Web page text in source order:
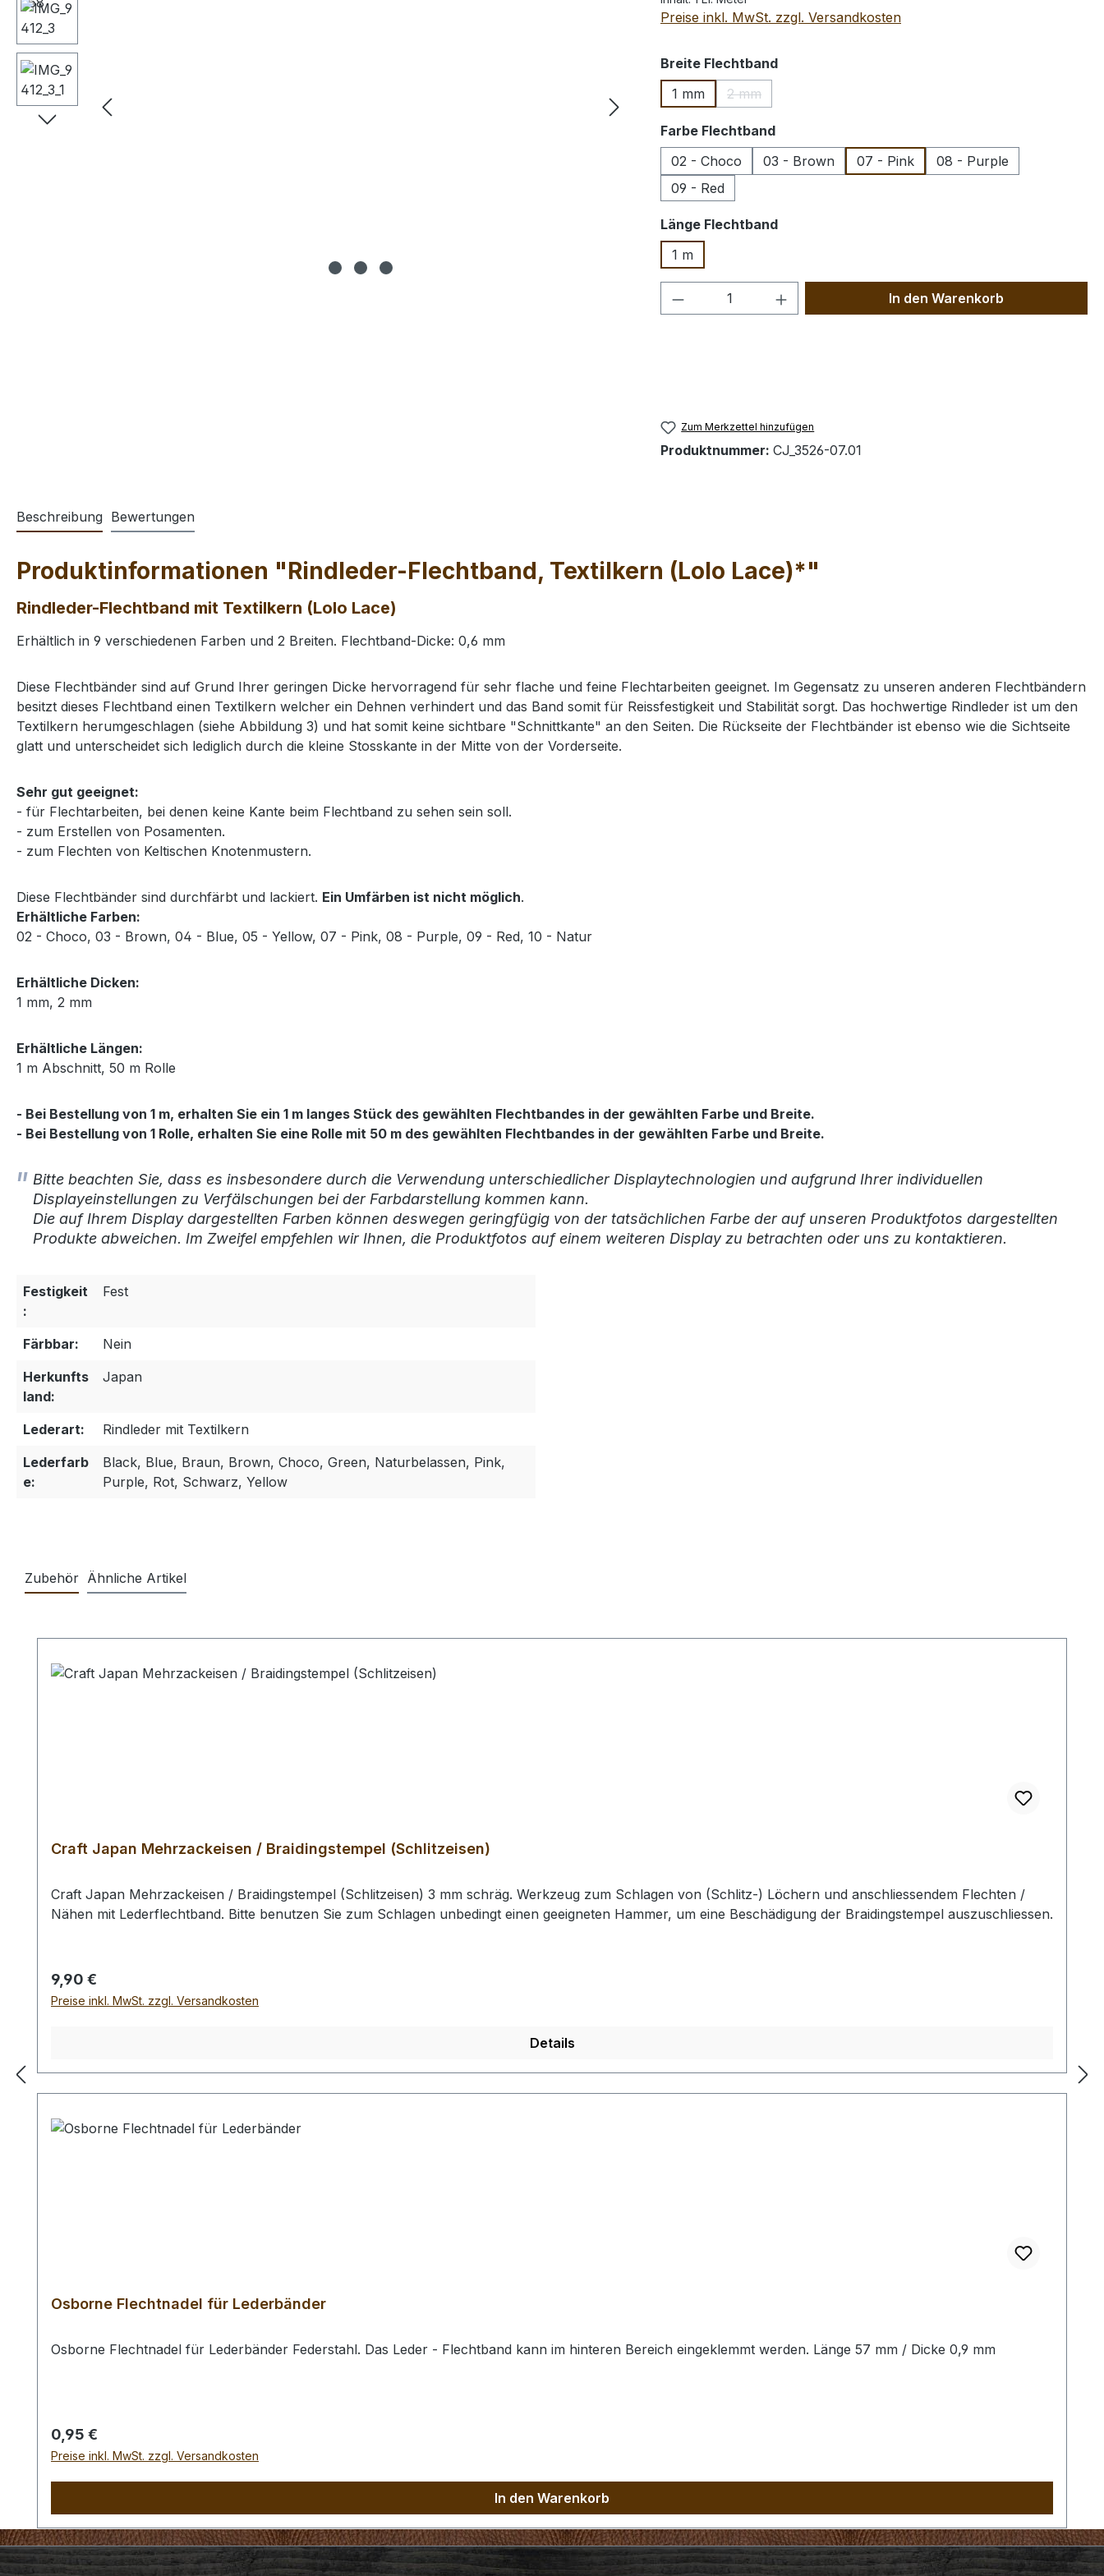
Preise inkl. MwSt. zzgl. Versandkosten
Breite Flechtbandauswählen
1 mm
2 mm
(Diese Option ist zurzeit nicht verfügbar.)
Farbe Flechtbandauswählen
02 - Choco
03 - Brown 07 - Pink
08 - Purple
09 - Red
Länge Flechtbandauswählen
1 m
Produkt Anzahl: Gib den gewünschten Wert
In den Warenkorb
Zum Merkzettel hinzufügen
Produktnummer: CJ_3526-07.01
Beschreibung Bewertungen
Produktinformationen "Rindleder-Flechtband, Textilkern (Lolo Lace)*"
Rindleder-Flechtband mit Textilkern (Lolo Lace)
Erhältlich in 9 verschiedenen Farben und 2 Breiten. Flechtband-Dicke: 0,6 mm
Diese Flechtbänder sind auf Grund Ihrer geringen Dicke hervorragend für sehr flache und feine Flechtarbeiten geeignet. Im Gegensatz zu unseren anderen Flechtbändern
besitzt dieses Flechtband einen Textilkern welcher ein Dehnen verhindert und das Band somit für Reissfestigkeit und Stabilität sorgt. Das hochwertige Rindleder ist um den
Textilkern herumgeschlagen (siehe Abbildung 3) und hat somit keine sichtbare "Schnittkante" an den Seiten. Die Rückseite der Flechtbänder ist ebenso wie die Sichtseite
glatt und unterscheidet sich lediglich durch die kleine Stosskante in der Mitte von der Vorderseite.
Sehr gut geeignet:
- für Flechtarbeiten, bei denen keine Kante beim Flechtband zu sehen sein soll.
- zum Erstellen von Posamenten.
- zum Flechten von Keltischen Knotenmustern.
Diese Flechtbänder sind durchfärbt und lackiert. Ein Umfärben ist nicht möglich.
Erhältliche Farben:
02 - Choco, 03 - Brown, 04 - Blue, 05 - Yellow, 07 - Pink, 08 - Purple, 09 - Red, 10 - Natur
Erhältliche Dicken:
1 mm, 2 mm
Erhältliche Längen:
1 m Abschnitt, 50 m Rolle
- Bei Bestellung von 1 m, erhalten Sie ein 1 m langes Stück des gewählten Flechtbandes in der gewählten Farbe und Breite.
- Bei Bestellung von 1 Rolle, erhalten Sie eine Rolle mit 50 m des gewählten Flechtbandes in der gewählten Farbe und Breite.
Bitte beachten Sie, dass es insbesondere durch die Verwendung unterschiedlicher Displaytechnologien und aufgrund Ihrer individuellen
Displayeinstellungen zu Verfälschungen bei der Farbdarstellung kommen kann.
Die auf Ihrem Display dargestellten Farben können deswegen geringfügig von der tatsächlichen Farbe der auf unseren Produktfotos dargestellten
Produkte abweichen. Im Zweifel empfehlen wir Ihnen, die Produktfotos auf einem weiteren Display zu betrachten oder uns zu kontaktieren.
Festigkeit
:
Fest
Färbbar:
Nein
Herkunfts
land:
Japan
Lederart:
Rindleder mit Textilkern
Lederfarb
e:
Black, Blue, Braun, Brown, Choco, Green, Naturbelassen, Pink,
Purple, Rot, Schwarz, Yellow
Zubehör Ähnliche Artikel
Craft Japan Mehrzackeisen / Braidingstempel (Schlitzeisen)
Craft Japan Mehrzackeisen / Braidingstempel (Schlitzeisen) 3 mm schräg. Werkzeug zum Schlagen von (Schlitz-) Löchern und anschliessendem Flechten /
Nähen mit Lederflechtband. Bitte benutzen Sie zum Schlagen unbedingt einen geeigneten Hammer, um eine Beschädigung der Braidingstempel auszuschliessen.
Regulärer Preis:
9,90 €
Preise inkl. MwSt. zzgl. Versandkosten
Details
Osborne Flechtnadel für Lederbänder
Osborne Flechtnadel für Lederbänder Federstahl. Das Leder - Flechtband kann im hinteren Bereich eingeklemmt werden. Länge 57 mm / Dicke 0,9 mm
Regulärer Preis:
0,95 €
Preise inkl. MwSt. zzgl. Versandkosten
In den Warenkorb